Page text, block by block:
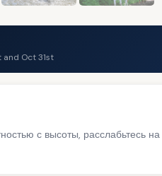
and Oct 31st
с высоты, расслабьтесь